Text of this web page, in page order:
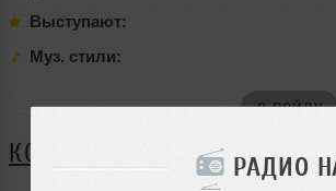
РАДИО
Выступают:
Муз. стили:
Я ПОЙДУ
КОММЕНТАРИИ